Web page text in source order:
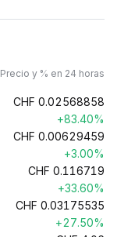
Precio y % en 24 horas
CHF 0.02568858
+83.40%
CHF 0.00629459
+3.00%
CHF 0.116719
+33.60%
CHF 0.03175535
+27.50%